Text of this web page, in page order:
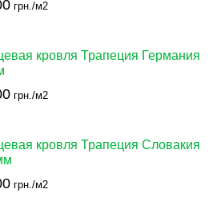
грн./м2
кровля Трапеция Германия
грн./м2
кровля Трапеция Словакия
грн./м2